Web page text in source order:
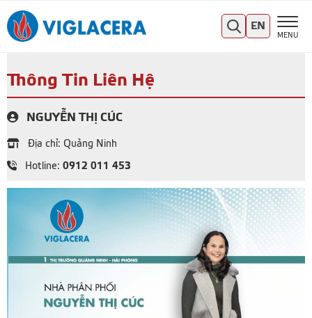
MENU
EN
Thông Tin Liên Hệ
NGUYỄN THỊ CÚC
Địa chỉ: Quảng Ninh
Hotline: 0912 011 453